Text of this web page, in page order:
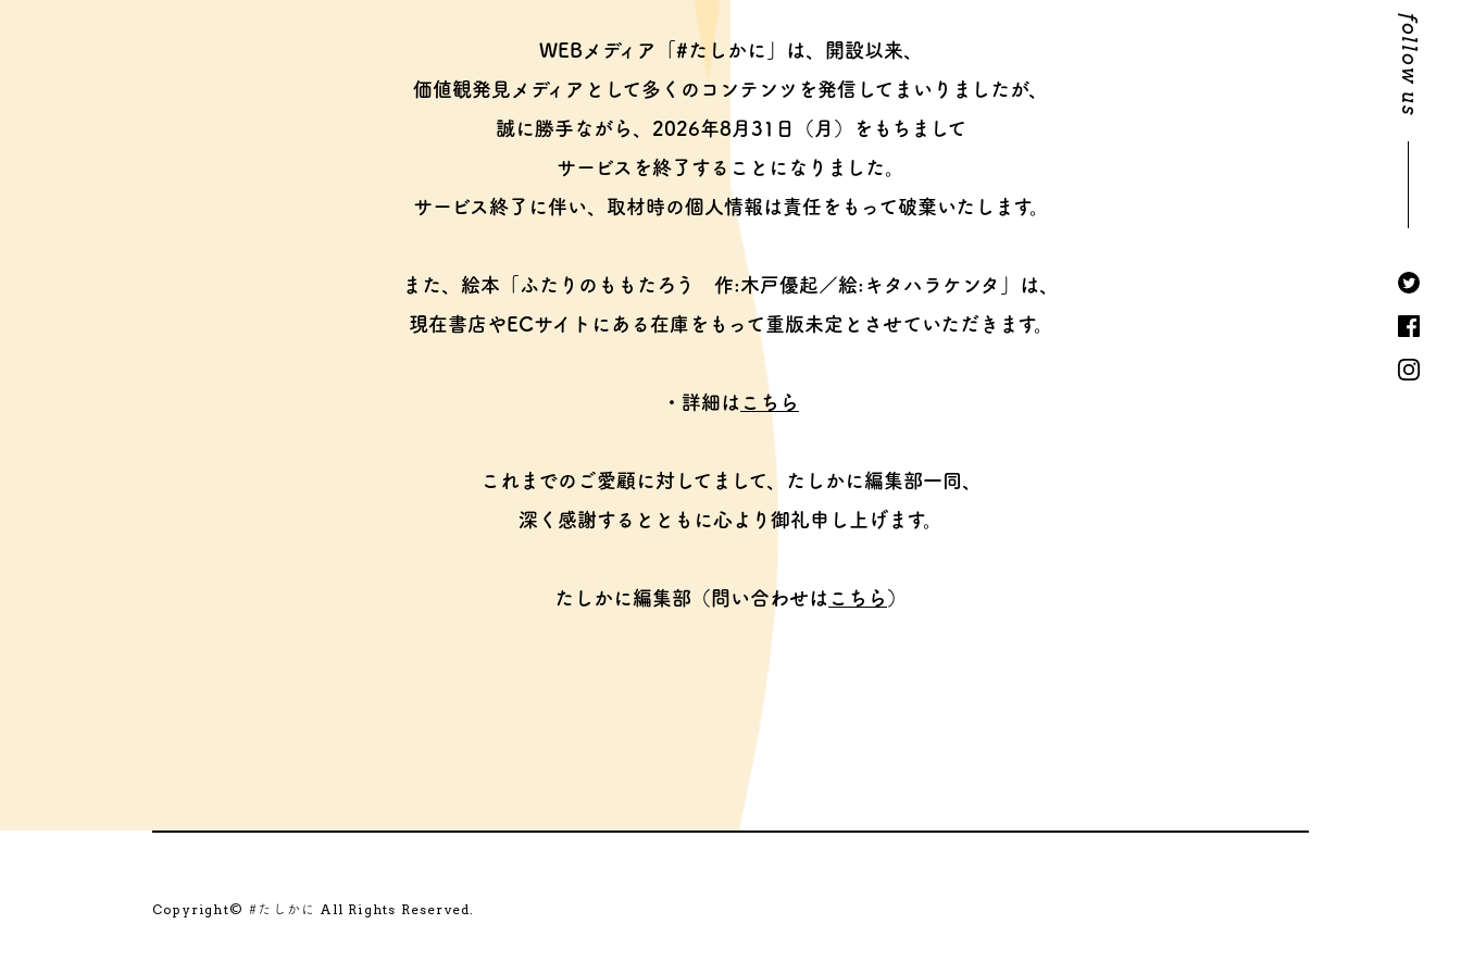
follow us
WEBメディア「#たしかに」は、開設以来、
価値観発見メディアとして多くのコンテンツを発信してまいりましたが、
誠に勝手ながら、2026年8月31日（月）をもちまして
サービスを終了することになりました。
サービス終了に伴い、取材時の個人情報は責任をもって破棄いたします。
また、絵本「ふたりのももたろう 作:木戸優起／絵:キタハラケンタ」は、
現在書店やECサイトにある在庫をもって重版未定とさせていただきます。
・詳細は こちら
これまでのご愛顧に対してまして、
たしかに編集部一同、
深く感謝するとともに心より御礼申し上げます。
たしかに編集部（問い合わせは こちら ）
Copyright© #たしかに All Rights Reserved.